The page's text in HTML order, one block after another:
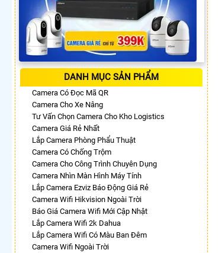
DANH MỤC SẢN PHẨM
Camera Có Đọc Mã QR
Camera Cho Xe Nâng
Tư Vấn Chọn Camera Cho Kho Logistics
Camera Giá Rẻ Nhất
Lắp Camera Phòng Phẩu Thuật
Camera Có Chống Trộm
Camera Cho Công Trình Chuyên Dụng
Camera Nhìn Màn Hình Máy Tính
Lắp Camera Ezviz Báo Động Giá Rẻ
Camera Wifi Hikvision Ngoài Trời
Báo Giá Camera Wifi Mới Cập Nhật
Lắp Camera Wifi 2k Dahua
Lắp Camera Wifi Có Màu Ban Đêm
Camera Wifi Ngoài Trời